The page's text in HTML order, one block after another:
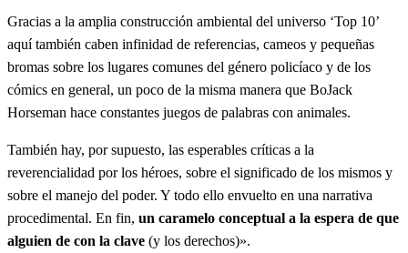
Gracias a la amplia construcción ambiental del universo ‘Top 10’
aquí también caben infinidad de referencias, cameos y pequeñas
bromas sobre los lugares comunes del género policíaco y de los
cómics en general, un poco de la misma manera que BoJack
Horseman hace constantes juegos de palabras con animales.
También hay, por supuesto, las esperables críticas a la
reverencialidad por los héroes, sobre el significado de los mismos y
sobre el manejo del poder. Y todo ello envuelto en una narrativa
procedimental. En fin, un caramelo conceptual a la espera de que
alguien de con la clave (y los derechos)».